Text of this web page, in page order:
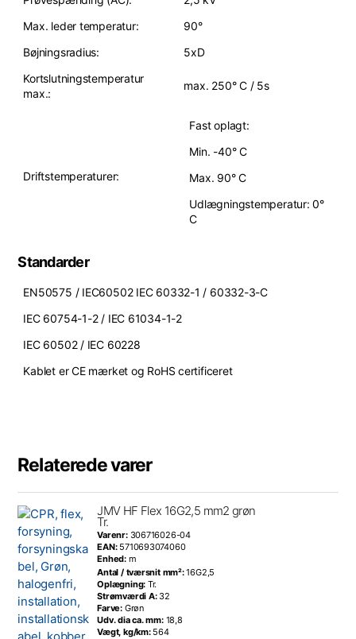
Max. leder temperatur:
90°
Bøjningsradius:
5xD
Kortslutningstemperatur
max.:
max. 250° C / 5s
Driftstemperaturer:
Fast oplagt:
Min. -40° C
Max. 90° C
Udlægningstemperatur: 0°
C
Standarder
EN50575 / IEC60502 IEC 60332-1 / 60332-3-C
IEC 60754-1-2 / IEC 61034-1-2
IEC 60502 / IEC 60228
Kablet er CE mærket og RoHS certificeret
Relaterede varer
JMV HF Flex 16G2,5 mm2 grøn
Tr.
Varenr: 306716026-04
EAN: 5710693074060
Enhed: m
Antal / tværsnit mm²:16G2,5
Oplægning: Tr.
Strømværdi A: 32
Farve: Grøn
Udv. dia ca. mm: 18,8
Vægt, kg/km: 564